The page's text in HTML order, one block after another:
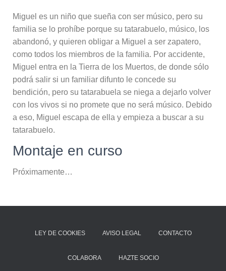
Miguel es un niño que sueña con ser músico, pero su
familia se lo prohíbe porque su tatarabuelo, músico, los
abandonó, y quieren obligar a Miguel a ser zapatero,
como todos los miembros de la familia. Por accidente,
Miguel entra en la Tierra de los Muertos, de donde sólo
podrá salir si un familiar difunto le concede su
bendición, pero su tatarabuela se niega a dejarlo volver
con los vivos si no promete que no será músico. Debido
a eso, Miguel escapa de ella y empieza a buscar a su
tatarabuelo.
Montaje en curso
Próximamente…
LEY DE COOKIES AVISO LEGAL CONTACTO
COLABORA HAZTE SOCIO